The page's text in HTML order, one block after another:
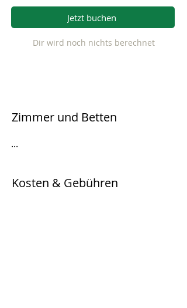
Jetzt buchen
Dir wird noch nichts berechnet
Zimmer und Betten
...
Kosten & Gebühren